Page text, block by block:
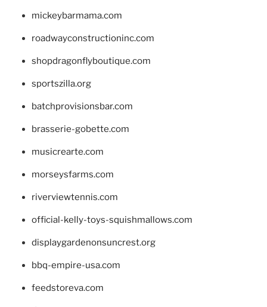
mickeybarmama.com
roadwayconstructioninc.com
shopdragonflyboutique.com
sportszilla.org
batchprovisionsbar.com
brasserie-gobette.com
musicrearte.com
morseysfarms.com
riverviewtennis.com
official-kelly-toys-squishmallows.com
displaygardenonsuncrest.org
bbq-empire-usa.com
feedstoreva.com